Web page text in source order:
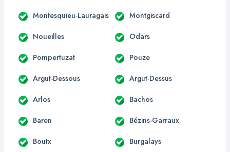
Montesquieu-Lauragais Montgiscard
Noueilles Odars
Pompertuzat Pouze
Argut-Dessous Argut-Dessus
Arlos Bachos
Baren Bézins-Garraux
Boutx Burgalays